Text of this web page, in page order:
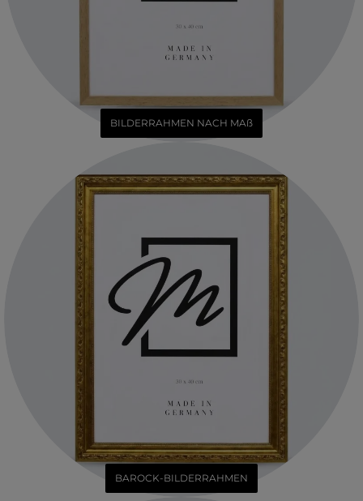
BILDERRAHMEN NACH MAß
BAROCK-BILDERRAHMEN